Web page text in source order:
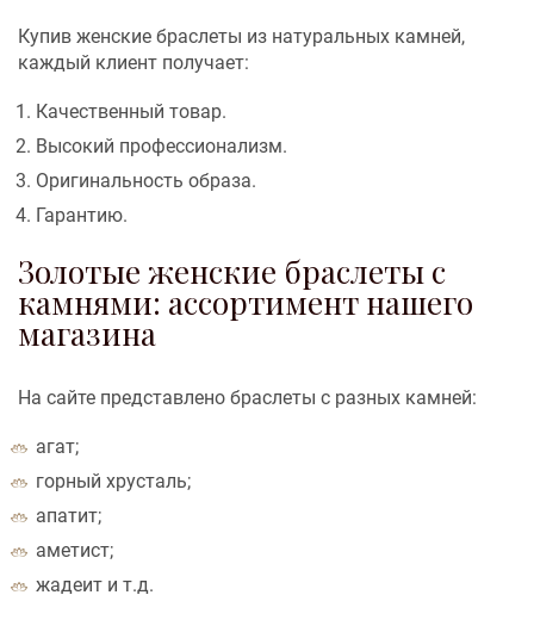
Купив женские браслеты из натуральных камней,
каждый клиент получает:
Качественный товар.
Высокий профессионализм.
Оригинальность образа.
Гарантию.
Золотые женские браслеты с
камнями: ассортимент нашего
магазина
На сайте представлено браслеты с разных камней:
агат;
горный хрусталь;
апатит;
аметист;
жадеит и т.д.